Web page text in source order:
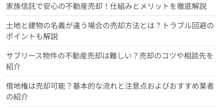
家族信託で安心の不動産売却！仕組みとメリットを徹底解説
土地と建物の名義が違う場合の売却方法とは？トラブル回避の
ポイントも解説
サブリース物件の不動産売却は難しい？売却のコツや相談先を
紹介
借地権は売却可能？基本的な流れと注意点およびおすすめ業者
の紹介